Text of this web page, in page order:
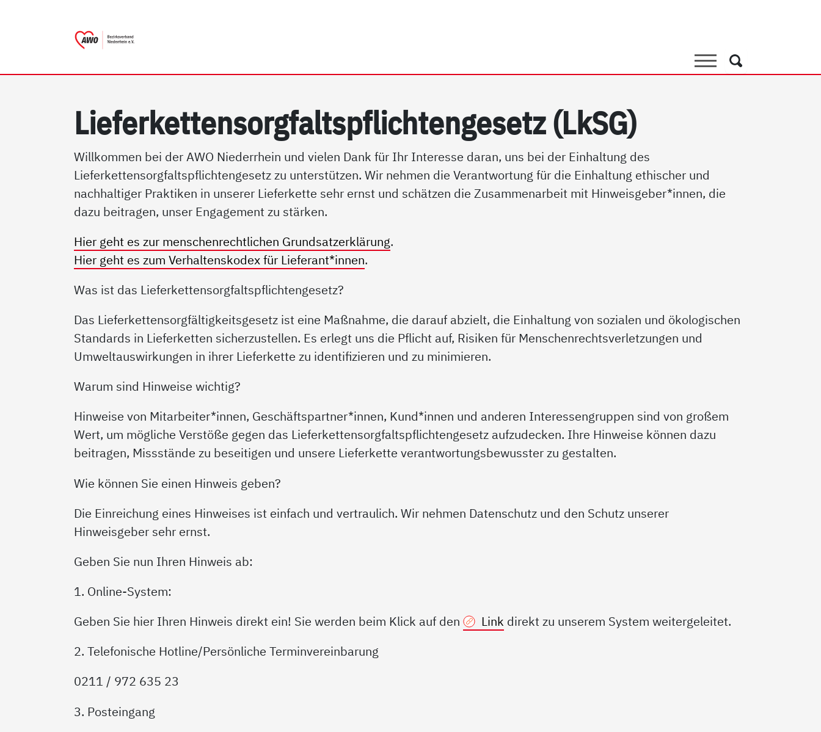
Suche
Suche
Lie­fer­ket­ten­sorg­faltspf­lich­ten­ge­setz (LkSG)
Willkommen bei der AWO Niederrhein und vielen Dank für Ihr Interesse daran, uns bei der Einhaltung des
Lieferkettensorgfaltspflichtengesetz zu unterstützen. Wir nehmen die Verantwortung für die Einhaltung ethischer und
nachhaltiger Praktiken in unserer Lieferkette sehr ernst und schätzen die Zusammenarbeit mit Hinweisgeber*innen, die
dazu beitragen, unser Engagement zu stärken.
Hier geht es zur menschenrechtlichen Grundsatzerklärung.
Hier geht es zum Verhaltenskodex für Lieferant*innen.
Was ist das Lieferkettensorgfaltspflichtengesetz?
Das Lieferkettensorgfältigkeitsgesetz ist eine Maßnahme, die darauf abzielt, die Einhaltung von sozialen und ökologischen
Standards in Lieferketten sicherzustellen. Es erlegt uns die Pflicht auf, Risiken für Menschenrechtsverletzungen und
Umweltauswirkungen in ihrer Lieferkette zu identifizieren und zu minimieren.
Warum sind Hinweise wichtig?
Hinweise von Mitarbeiter*innen, Geschäftspartner*innen, Kund*innen und anderen Interessengruppen sind von großem
Wert, um mögliche Verstöße gegen das Lieferkettensorgfaltspflichtengesetz aufzudecken. Ihre Hinweise können dazu
beitragen, Missstände zu beseitigen und unsere Lieferkette verantwortungsbewusster zu gestalten.
Wie können Sie einen Hinweis geben?
Die Einreichung eines Hinweises ist einfach und vertraulich. Wir nehmen Datenschutz und den Schutz unserer
Hinweisgeber sehr ernst.
Geben Sie nun Ihren Hinweis ab:
1. Online-System:
Geben Sie hier Ihren Hinweis direkt ein! Sie werden beim Klick auf den
Link direkt zu unserem System weitergeleitet.
2. Telefonische Hotline/Persönliche Terminvereinbarung
0211 / 972 635 23
3. Posteingang